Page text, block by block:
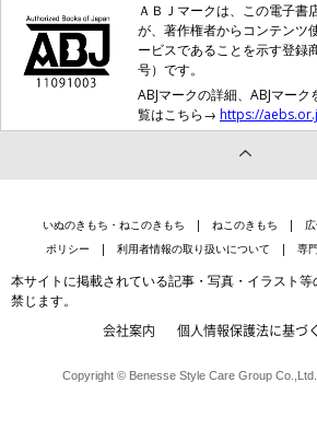
ＡＢＪマークは、この電子書
が、著作権者からコンテンツ
ービスであることを示す登録
号）です。
ABJマークの詳細、ABJマー
覧はこちら→ https://
いぬのきもち・ねこのきもち ねこのきもち
ポリシー
利用者情報の取り扱いについて 専
本サイトに掲載されている記事・写真・イラスト
禁じます。
会社案内 個人情報保護法に基づ
Copyright © Benesse Style Care Group Co.,Ltd.